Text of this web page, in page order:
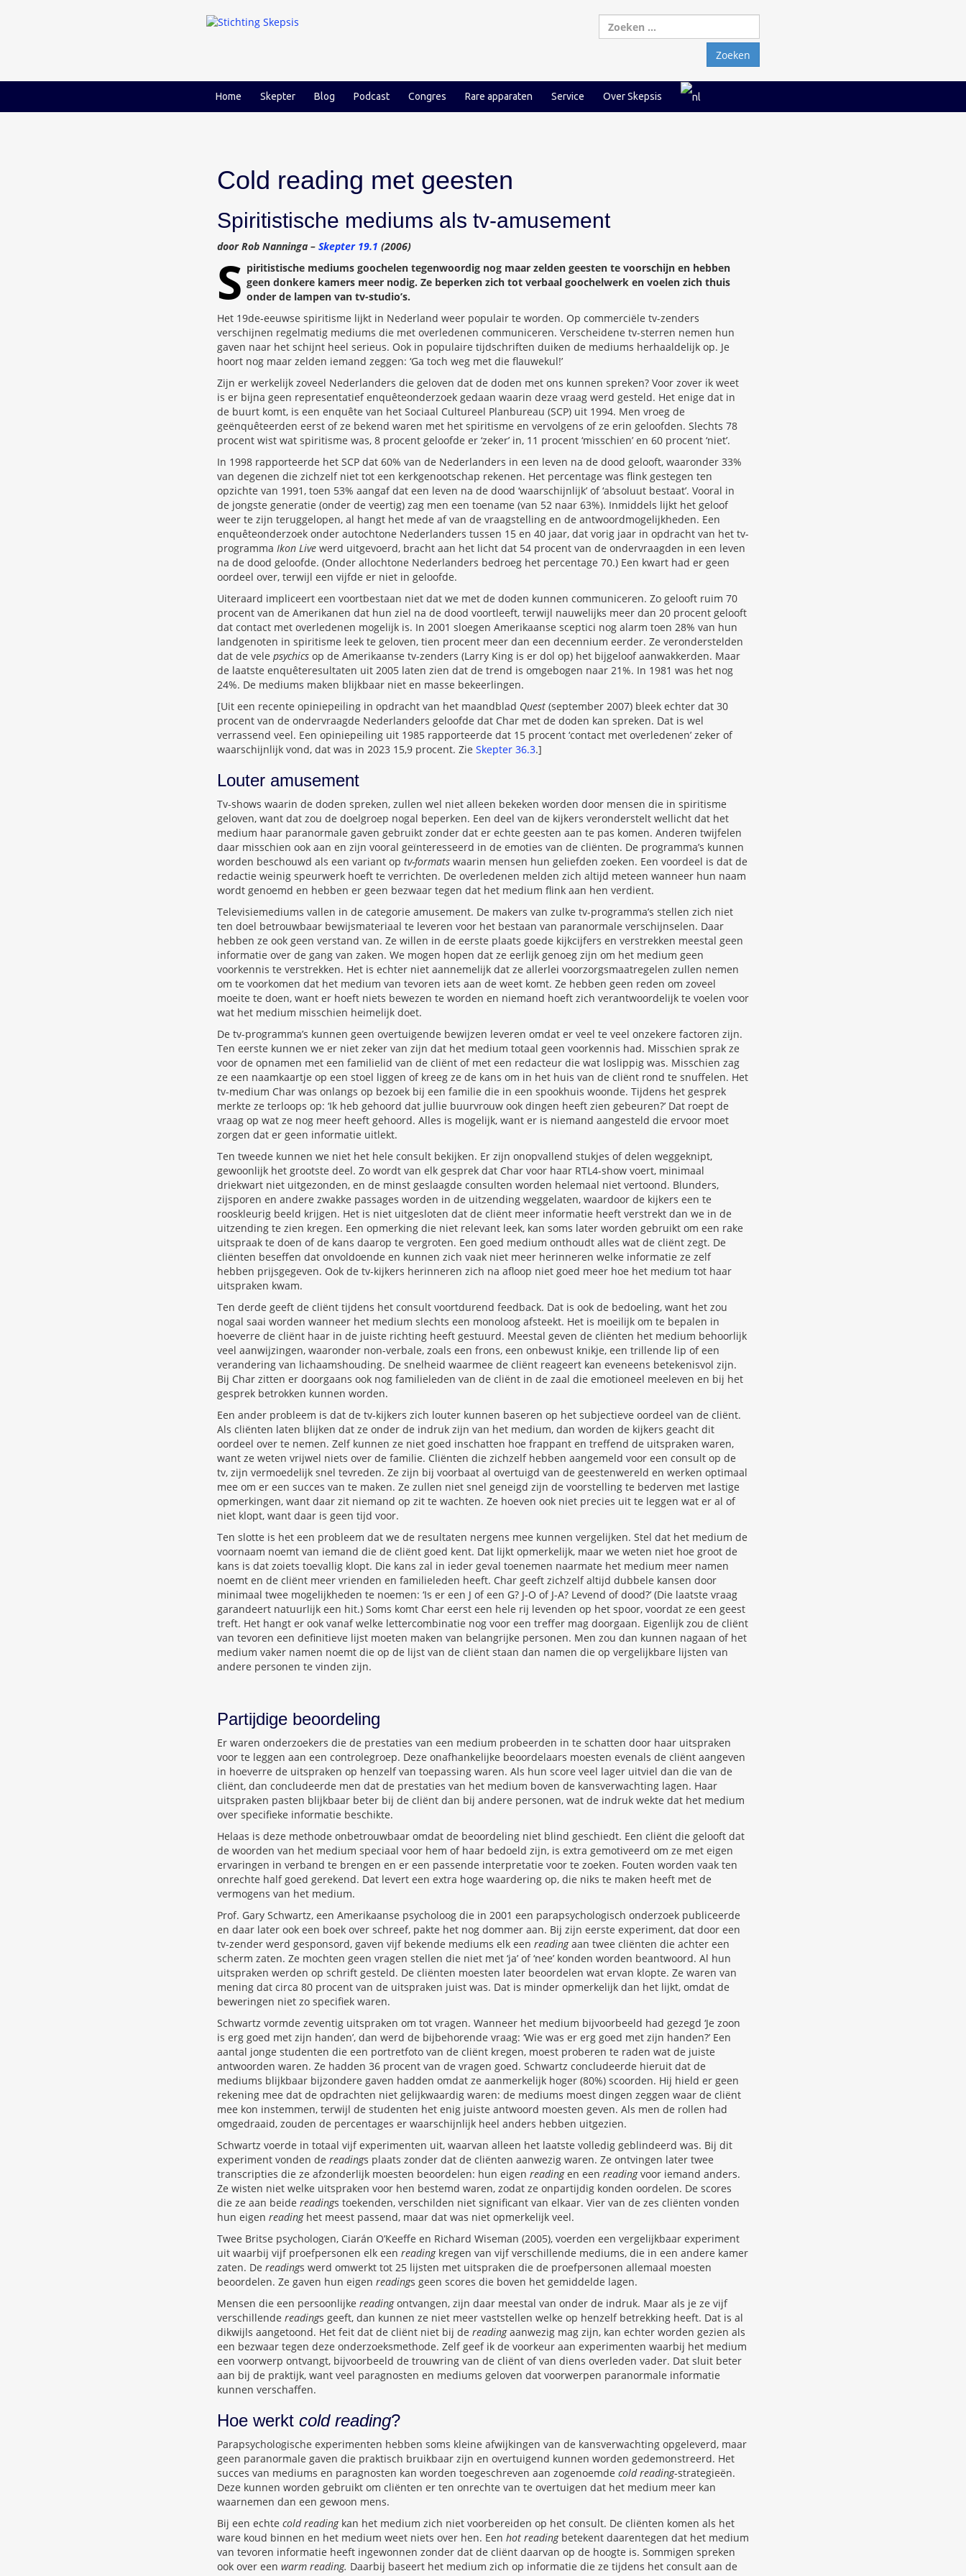
naar:
Home Skepter Blog Podcast Congres Rare apparaten Service Over Skepsis
Cold reading met geesten
Spiritistische mediums als tv-amusement
door Rob Nanninga – Skepter 19.1 (2006)
S piritistische mediums goochelen tegenwoordig nog maar zelden geesten te voorschijn en hebben
geen donkere kamers meer nodig. Ze beperken zich tot verbaal goochelwerk en voelen zich thuis
onder de lampen van tv-studio’s.
Het 19de-eeuwse spiritisme lijkt in Nederland weer populair te worden. Op commerciële tv-zenders
verschijnen regelmatig mediums die met overledenen communiceren. Verscheidene tv-sterren nemen hun
gaven naar het schijnt heel serieus. Ook in populaire tijdschriften duiken de mediums herhaaldelijk op. Je
hoort nog maar zelden iemand zeggen: ‘Ga toch weg met die flauwekul!’
Zijn er werkelijk zoveel Nederlanders die geloven dat de doden met ons kunnen spreken? Voor zover ik weet
is er bijna geen representatief enquêteonderzoek gedaan waarin deze vraag werd gesteld. Het enige dat in
de buurt komt, is een enquête van het Sociaal Cultureel Planbureau (SCP) uit 1994. Men vroeg de
geënquêteerden eerst of ze bekend waren met het spiritisme en vervolgens of ze erin geloofden. Slechts 78
procent wist wat spiritisme was, 8 procent geloofde er ‘zeker’ in, 11 procent ‘misschien’ en 60 procent ‘niet’.
In 1998 rapporteerde het SCP dat 60% van de Nederlanders in een leven na de dood gelooft, waaronder 33%
van degenen die zichzelf niet tot een kerkgenootschap rekenen. Het percentage was flink gestegen ten
opzichte van 1991, toen 53% aangaf dat een leven na de dood ‘waarschijnlijk’ of ‘absoluut bestaat’. Vooral in
de jongste generatie (onder de veertig) zag men een toename (van 52 naar 63%). Inmiddels lijkt het geloof
weer te zijn teruggelopen, al hangt het mede af van de vraagstelling en de antwoordmogelijkheden. Een
enquêteonderzoek onder autochtone Nederlanders tussen 15 en 40 jaar, dat vorig jaar in opdracht van het tv-
programma Ikon Live werd uitgevoerd, bracht aan het licht dat 54 procent van de ondervraagden in een leven
na de dood geloofde. (Onder allochtone Nederlanders bedroeg het percentage 70.) Een kwart had er geen
oordeel over, terwijl een vijfde er niet in geloofde.
Uiteraard impliceert een voortbestaan niet dat we met de doden kunnen communiceren. Zo gelooft ruim 70
procent van de Amerikanen dat hun ziel na de dood voortleeft, terwijl nauwelijks meer dan 20 procent gelooft
dat contact met overledenen mogelijk is. In 2001 sloegen Amerikaanse sceptici nog alarm toen 28% van hun
landgenoten in spiritisme leek te geloven, tien procent meer dan een decennium eerder. Ze veronderstelden
dat de vele psychics op de Amerikaanse tv-zenders (Larry King is er dol op) het bijgeloof aanwakkerden. Maar
de laatste enquêteresultaten uit 2005 laten zien dat de trend is omgebogen naar 21%. In 1981 was het nog
24%. De mediums maken blijkbaar niet en masse bekeerlingen.
[Uit een recente opiniepeiling in opdracht van het maandblad Quest (september 2007) bleek echter dat 30
procent van de ondervraagde Nederlanders geloofde dat Char met de doden kan spreken. Dat is wel
verrassend veel. Een opiniepeiling uit 1985 rapporteerde dat 15 procent ‘contact met overledenen’ zeker of
waarschijnlijk vond, dat was in 2023 15,9 procent. Zie Skepter 36.3.]
Louter amusement
Tv-shows waarin de doden spreken, zullen wel niet alleen bekeken worden door mensen die in spiritisme
geloven, want dat zou de doelgroep nogal beperken. Een deel van de kijkers veronderstelt wellicht dat het
medium haar paranormale gaven gebruikt zonder dat er echte geesten aan te pas komen. Anderen twijfelen
daar misschien ook aan en zijn vooral geïnteresseerd in de emoties van de cliënten. De programma’s kunnen
worden beschouwd als een variant op tv-formats waarin mensen hun geliefden zoeken. Een voordeel is dat de
redactie weinig speurwerk hoeft te verrichten. De overledenen melden zich altijd meteen wanneer hun naam
wordt genoemd en hebben er geen bezwaar tegen dat het medium flink aan hen verdient.
Televisiemediums vallen in de categorie amusement. De makers van zulke tv-programma’s stellen zich niet
ten doel betrouwbaar bewijsmateriaal te leveren voor het bestaan van paranormale verschijnselen. Daar
hebben ze ook geen verstand van. Ze willen in de eerste plaats goede kijkcijfers en verstrekken meestal geen
informatie over de gang van zaken. We mogen hopen dat ze eerlijk genoeg zijn om het medium geen
voorkennis te verstrekken. Het is echter niet aannemelijk dat ze allerlei voorzorgsmaatregelen zullen nemen
om te voorkomen dat het medium van tevoren iets aan de weet komt. Ze hebben geen reden om zoveel
moeite te doen, want er hoeft niets bewezen te worden en niemand hoeft zich verantwoordelijk te voelen voor
wat het medium misschien heimelijk doet.
De tv-programma’s kunnen geen overtuigende bewijzen leveren omdat er veel te veel onzekere factoren zijn.
Ten eerste kunnen we er niet zeker van zijn dat het medium totaal geen voorkennis had. Misschien sprak ze
voor de opnamen met een familielid van de cliënt of met een redacteur die wat loslippig was. Misschien zag
ze een naamkaartje op een stoel liggen of kreeg ze de kans om in het huis van de cliënt rond te snuffelen. Het
tv-medium Char was onlangs op bezoek bij een familie die in een spookhuis woonde. Tijdens het gesprek
merkte ze terloops op: ‘Ik heb gehoord dat jullie buurvrouw ook dingen heeft zien gebeuren?’ Dat roept de
vraag op wat ze nog meer heeft gehoord. Alles is mogelijk, want er is niemand aangesteld die ervoor moet
zorgen dat er geen informatie uitlekt.
Ten tweede kunnen we niet het hele consult bekijken. Er zijn onopvallend stukjes of delen weggeknipt,
gewoonlijk het grootste deel. Zo wordt van elk gesprek dat Char voor haar RTL4-show voert, minimaal
driekwart niet uitgezonden, en de minst geslaagde consulten worden helemaal niet vertoond. Blunders,
zijsporen en andere zwakke passages worden in de uitzending weggelaten, waardoor de kijkers een te
rooskleurig beeld krijgen. Het is niet uitgesloten dat de cliënt meer informatie heeft verstrekt dan we in de
uitzending te zien kregen. Een opmerking die niet relevant leek, kan soms later worden gebruikt om een rake
uitspraak te doen of de kans daarop te vergroten. Een goed medium onthoudt alles wat de cliënt zegt. De
cliënten beseffen dat onvoldoende en kunnen zich vaak niet meer herinneren welke informatie ze zelf
hebben prijsgegeven. Ook de tv-kijkers herinneren zich na afloop niet goed meer hoe het medium tot haar
uitspraken kwam.
Ten derde geeft de cliënt tijdens het consult voortdurend feedback. Dat is ook de bedoeling, want het zou
nogal saai worden wanneer het medium slechts een monoloog afsteekt. Het is moeilijk om te bepalen in
hoeverre de cliënt haar in de juiste richting heeft gestuurd. Meestal geven de cliënten het medium behoorlijk
veel aanwijzingen, waaronder non-verbale, zoals een frons, een onbewust knikje, een trillende lip of een
verandering van lichaamshouding. De snelheid waarmee de cliënt reageert kan eveneens betekenisvol zijn.
Bij Char zitten er doorgaans ook nog familieleden van de cliënt in de zaal die emotioneel meeleven en bij het
gesprek betrokken kunnen worden.
Een ander probleem is dat de tv-kijkers zich louter kunnen baseren op het subjectieve oordeel van de cliënt.
Als cliënten laten blijken dat ze onder de indruk zijn van het medium, dan worden de kijkers geacht dit
oordeel over te nemen. Zelf kunnen ze niet goed inschatten hoe frappant en treffend de uitspraken waren,
want ze weten vrijwel niets over de familie. Cliënten die zichzelf hebben aangemeld voor een consult op de
tv, zijn vermoedelijk snel tevreden. Ze zijn bij voorbaat al overtuigd van de geestenwereld en werken optimaal
mee om er een succes van te maken. Ze zullen niet snel geneigd zijn de voorstelling te bederven met lastige
opmerkingen, want daar zit niemand op zit te wachten. Ze hoeven ook niet precies uit te leggen wat er al of
niet klopt, want daar is geen tijd voor.
Ten slotte is het een probleem dat we de resultaten nergens mee kunnen vergelijken. Stel dat het medium de
voornaam noemt van iemand die de cliënt goed kent. Dat lijkt opmerkelijk, maar we weten niet hoe groot de
kans is dat zoiets toevallig klopt. Die kans zal in ieder geval toenemen naarmate het medium meer namen
noemt en de cliënt meer vrienden en familieleden heeft. Char geeft zichzelf altijd dubbele kansen door
minimaal twee mogelijkheden te noemen: ‘Is er een J of een G? J-O of J-A? Levend of dood?’ (Die laatste vraag
garandeert natuurlijk een hit.) Soms komt Char eerst een hele rij levenden op het spoor, voordat ze een geest
treft. Het hangt er ook vanaf welke lettercombinatie nog voor een treffer mag doorgaan. Eigenlijk zou de cliënt
van tevoren een definitieve lijst moeten maken van belangrijke personen. Men zou dan kunnen nagaan of het
medium vaker namen noemt die op de lijst van de cliënt staan dan namen die op vergelijkbare lijsten van
andere personen te vinden zijn.
Partijdige beoordeling
Er waren onderzoekers die de prestaties van een medium probeerden in te schatten door haar uitspraken
voor te leggen aan een controlegroep. Deze onafhankelijke beoordelaars moesten evenals de cliënt aangeven
in hoeverre de uitspraken op henzelf van toepassing waren. Als hun score veel lager uitviel dan die van de
cliënt, dan concludeerde men dat de prestaties van het medium boven de kansverwachting lagen. Haar
uitspraken pasten blijkbaar beter bij de cliënt dan bij andere personen, wat de indruk wekte dat het medium
over specifieke informatie beschikte.
Helaas is deze methode onbetrouwbaar omdat de beoordeling niet blind geschiedt. Een cliënt die gelooft dat
de woorden van het medium speciaal voor hem of haar bedoeld zijn, is extra gemotiveerd om ze met eigen
ervaringen in verband te brengen en er een passende interpretatie voor te zoeken. Fouten worden vaak ten
onrechte half goed gerekend. Dat levert een extra hoge waardering op, die niks te maken heeft met de
vermogens van het medium.
Prof. Gary Schwartz, een Amerikaanse psycholoog die in 2001 een parapsychologisch onderzoek publiceerde
en daar later ook een boek over schreef, pakte het nog dommer aan. Bij zijn eerste experiment, dat door een
tv-zender werd gesponsord, gaven vijf bekende mediums elk een readingaan twee cliënten die achter een
scherm zaten. Ze mochten geen vragen stellen die niet met ‘ja’ of ‘nee’ konden worden beantwoord. Al hun
uitspraken werden op schrift gesteld. De cliënten moesten later beoordelen wat ervan klopte. Ze waren van
mening dat circa 80 procent van de uitspraken juist was. Dat is minder opmerkelijk dan het lijkt, omdat de
beweringen niet zo specifiek waren.
Schwartz vormde zeventig uitspraken om tot vragen. Wanneer het medium bijvoorbeeld had gezegd ‘Je zoon
is erg goed met zijn handen’, dan werd de bijbehorende vraag: ‘Wie was er erg goed met zijn handen?’ Een
aantal jonge studenten die een portretfoto van de cliënt kregen, moest proberen te raden wat de juiste
antwoorden waren. Ze hadden 36 procent van de vragen goed. Schwartz concludeerde hieruit dat de
mediums blijkbaar bijzondere gaven hadden omdat ze aanmerkelijk hoger (80%) scoorden. Hij hield er geen
rekening mee dat de opdrachten niet gelijkwaardig waren: de mediums moest dingen zeggen waar de cliënt
mee kon instemmen, terwijl de studenten het enig juiste antwoord moesten geven. Als men de rollen had
omgedraaid, zouden de percentages er waarschijnlijk heel anders hebben uitgezien.
Schwartz voerde in totaal vijf experimenten uit, waarvan alleen het laatste volledig geblindeerd was. Bij dit
experiment vonden de readings plaats zonder dat de cliënten aanwezig waren. Ze ontvingen later twee
transcripties die ze afzonderlijk moesten beoordelen: hun eigen readingen een readingvoor iemand anders.
Ze wisten niet welke uitspraken voor hen bestemd waren, zodat ze onpartijdig konden oordelen. De scores
die ze aan beide readings toekenden, verschilden niet significant van elkaar. Vier van de zes cliënten vonden
hun eigen readinghet meest passend, maar dat was niet opmerkelijk veel.
Twee Britse psychologen, Ciarán O’Keeffe en Richard Wiseman (2005), voerden een vergelijkbaar experiment
uit waarbij vijf proefpersonen elk een readingkregen van vijf verschillende mediums, die in een andere kamer
zaten. De readings werd omwerkt tot 25 lijsten met uitspraken die de proefpersonen allemaal moesten
beoordelen. Ze gaven hun eigen readings geen scores die boven het gemiddelde lagen.
Mensen die een persoonlijke readingontvangen, zijn daar meestal van onder de indruk. Maar als je ze vijf
verschillende readings geeft, dan kunnen ze niet meer vaststellen welke op henzelf betrekking heeft. Dat is al
dikwijls aangetoond. Het feit dat de cliënt niet bij de readingaanwezig mag zijn, kan echter worden gezien als
een bezwaar tegen deze onderzoeksmethode. Zelf geef ik de voorkeur aan experimenten waarbij het medium
een voorwerp ontvangt, bijvoorbeeld de trouwring van de cliënt of van diens overleden vader. Dat sluit beter
aan bij de praktijk, want veel paragnosten en mediums geloven dat voorwerpen paranormale informatie
kunnen verschaffen.
Hoe werkt cold reading?
Parapsychologische experimenten hebben soms kleine afwijkingen van de kansverwachting opgeleverd, maar
geen paranormale gaven die praktisch bruikbaar zijn en overtuigend kunnen worden gedemonstreerd. Het
succes van mediums en paragnosten kan worden toegeschreven aan zogenoemde cold reading-strategieën.
Deze kunnen worden gebruikt om cliënten er ten onrechte van te overtuigen dat het medium meer kan
waarnemen dan een gewoon mens.
Bij een echte cold reading kan het medium zich niet voorbereiden op het consult. De cliënten komen als het
ware koud binnen en het medium weet niets over hen. Een hot reading betekent daarentegen dat het medium
van tevoren informatie heeft ingewonnen zonder dat de cliënt daarvan op de hoogte is. Sommigen spreken
ook over een warm reading. Daarbij baseert het medium zich op informatie die ze tijdens het consult aan de